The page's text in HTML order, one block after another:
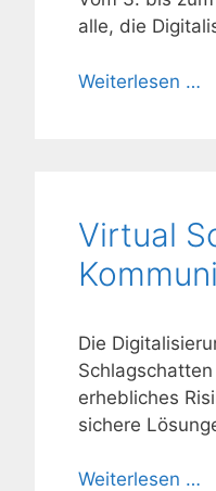
alle, die
Weiterlesen …
Virtual
Die
erhebliches
sichere
Weiterlesen …